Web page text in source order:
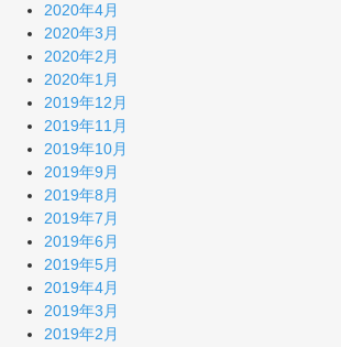
2020年4月
2020年3月
2020年2月
2020年1月
2019年12月
2019年11月
2019年10月
2019年9月
2019年8月
2019年7月
2019年6月
2019年5月
2019年4月
2019年3月
2019年2月